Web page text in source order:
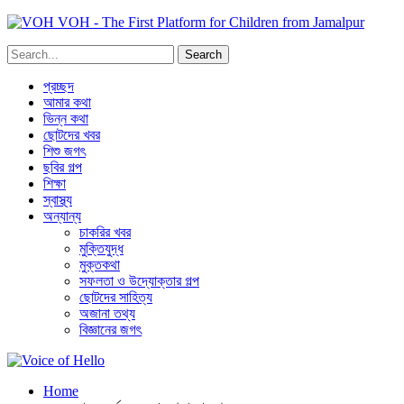
VOH - The First Platform for Children from Jamalpur
প্রচ্ছদ
আমার কথা
ভিন্ন কথা
ছোটদের খবর
শিশু জগৎ
ছবির গল্প
শিক্ষা
স্বাস্থ্য
অন্যান্য
চাকরির খবর
মুক্তিযুদ্ধ
মুক্তকথা
সফলতা ও উদ্যোক্তার গল্প
ছোটদের সাহিত্য
অজানা তথ্য
বিজ্ঞানের জগৎ
Home